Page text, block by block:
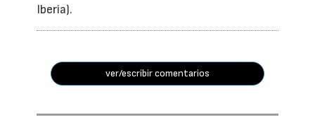
Iberia).
ver/escribir comentarios